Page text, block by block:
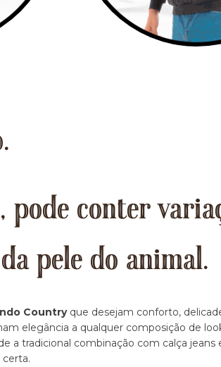
conter
pele do animal.
Countryque desejam conforto,
elegância a qualquer composição de
a tradicional combinação com calça jeans